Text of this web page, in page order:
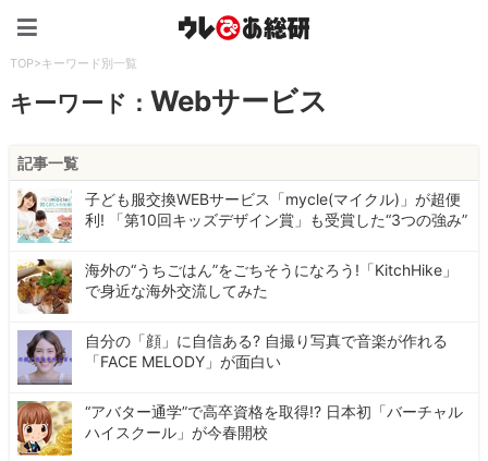
TOP>キーワード別一覧
キーワード： Webサービス
記事一覧
子ども服交換WEBサービス「mycle(マイクル)」が超便
利! 「第10回キッズデザイン賞」も受賞した“3つの強み”
海外の“うちごはん”をごちそうになろう!「KitchHike」
で身近な海外交流してみた
自分の「顔」に自信ある? 自撮り写真で音楽が作れる
「FACE MELODY」が面白い
“アバター通学”で高卒資格を取得!? 日本初「バーチャル
ハイスクール」が今春開校